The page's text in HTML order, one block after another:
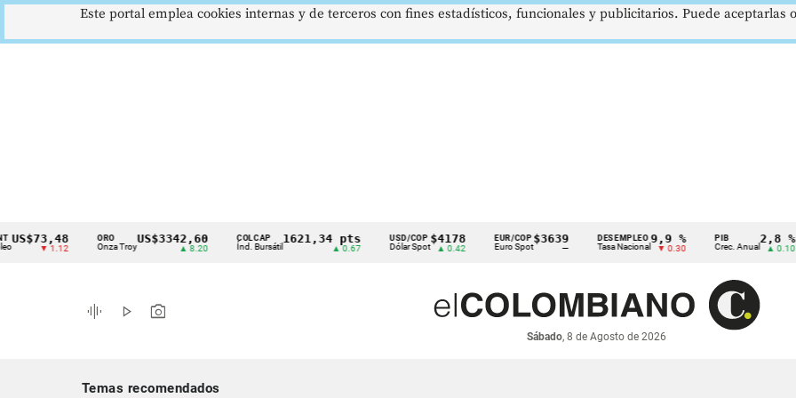
Cintillo
indicadores
económicos
▼ 1.12 Onza Troy
US$3342,60
▲ 8.20
COLCAP
Índ. Bursátil
1621,34 pts
▲ 0.67
USD/COP
Dólar Spot
$4178
▲ 0.42
EUR/COP
Euro Spot
$3639 DESEMPLEO
Tasa Nacional
9,9 %
▼ 0.30 Crec. Anual
2,8 %
▲ 0.10
graphic_eq play_arrow photo_camera
Sábado, 8 de Agosto de 2026
Temas recomendados
Este portal emplea cookies internas y de terceros con fines estadísticos, funcionales y publicitarios. Puede aceptarlas